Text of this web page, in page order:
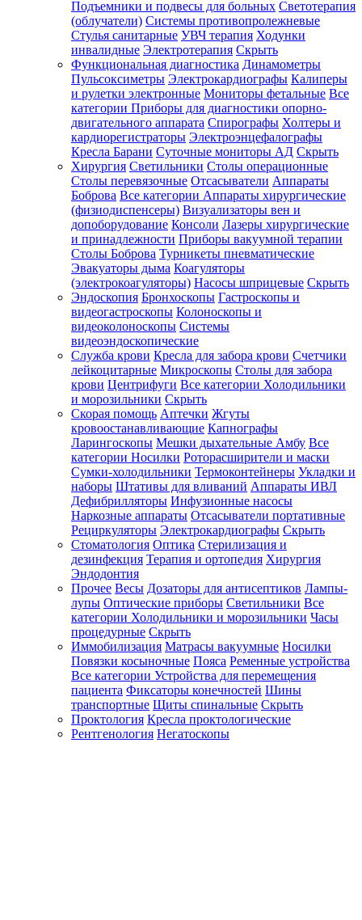
Подъемники и подвесы для больных Светотерапия
(облучатели) Системы противопролежневые
Стулья санитарные УВЧ терапия Ходунки
инвалидные Электротерапия Скрыть
Функциональная диагностика Динамометры
Пульсоксиметры Электрокардиографы Калиперы
и рулетки электронные Мониторы фетальные Все
категории Приборы для диагностики опорно-
двигательного аппарата Спирографы Холтеры и
кардиорегистраторы Электроэнцефалографы
Кресла Барани Суточные мониторы АД Скрыть
Хирургия Светильники Столы операционные
Столы перевязочные Отсасыватели Аппараты
Боброва Все категории Аппараты хирургические
(физиодиспенсеры) Визуализаторы вен и
допоборудование Консоли Лазеры хирургические
и принадлежности Приборы вакуумной терапии
Столы Боброва Турникеты пневматические
Эвакуаторы дыма Коагуляторы
(электрокоагуляторы) Насосы шприцевые Скрыть
Эндоскопия Бронхоскопы Гастроскопы и
видеогастроскопы Колоноскопы и
видеоколоноскопы Системы
видеоэндоскопические
Служба крови Кресла для забора крови Счетчики
лейкоцитарные Микроскопы Столы для забора
крови Центрифуги Все категории Холодильники
и морозильники Скрыть
Скорая помощь Аптечки Жгуты
кровоостанавливающие Капнографы
Ларингоскопы Мешки дыхательные Амбу Все
категории Носилки Роторасширители и маски
Сумки-холодильники Термоконтейнеры Укладки и
наборы Штативы для вливаний Аппараты ИВЛ
Дефибрилляторы Инфузионные насосы
Наркозные аппараты Отсасыватели портативные
Рециркуляторы Электрокардиографы Скрыть
Стоматология Оптика Стерилизация и
дезинфекция Терапия и ортопедия Хирургия
Эндодонтия
Прочее Весы Дозаторы для антисептиков Лампы-
лупы Оптические приборы Светильники Все
категории Холодильники и морозильники Часы
процедурные Скрыть
Иммобилизация Матрасы вакуумные Носилки
Повязки косыночные Пояса Ременные устройства
Все категории Устройства для перемещения
пациента Фиксаторы конечностей Шины
транспортные Щиты спинальные Скрыть
Проктология Кресла проктологические
Рентгенология Негатоскопы